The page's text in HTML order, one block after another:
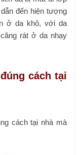
đến hiện tượng
ở da khô, với da
rát ở da nhạy
cách tại
cách tại nhà mà